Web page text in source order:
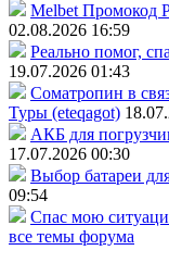
Melbet Промокод
02.08.2026 16:59
Реально помог,
19.07.2026 01:43
Соматропин в
Туры (eteqagot)
АКБ для
17.07.2026 00:30
Выбор батареи
09:54
Спас мою
все темы форума